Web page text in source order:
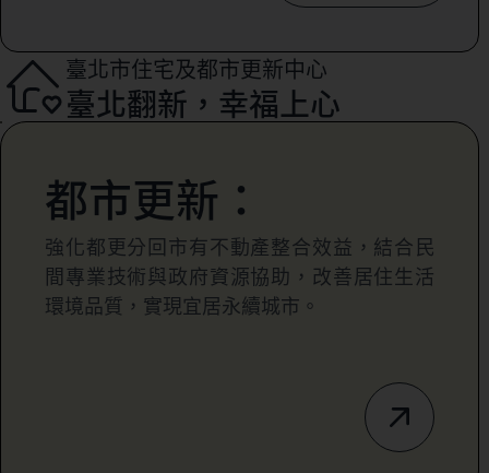
臺北市住宅及都市更新中心
臺北翻新，幸福上心
都市更新：
強化都更分回市有不動產整合效益，結合民
間專業技術與政府資源協助，改善居住生活
環境品質，實現宜居永續城市。